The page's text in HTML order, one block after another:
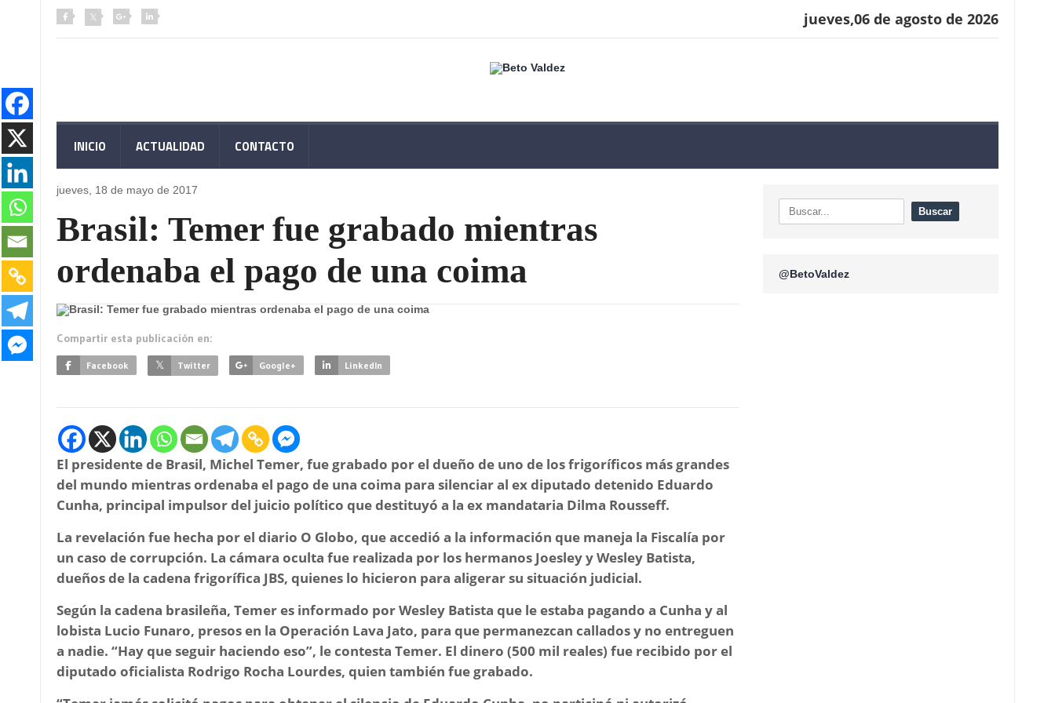
jueves,06 de agosto de 2026
INICIO ACTUALIDAD CONTACTO
jueves, 18 de mayo de 2017
Brasil: Temer fue grabado mientras
ordenaba el pago de una coima
Compartir esta publicación en:
Facebook Twitter Google+ LinkedIn
El presidente de Brasil, Michel Temer, fue grabado por el dueño de uno de los frigoríficos más grandes
del mundo mientras ordenaba el pago de una coima para silenciar al ex diputado detenido Eduardo
Cunha, principal impulsor del juicio político que destituyó a la ex mandataria Dilma Rousseff.
La revelación fue hecha por el diario O Globo, que accedió a la información que maneja la Fiscalía por
un caso de corrupción. La cámara oculta fue realizada por los hermanos Joesley y Wesley Batista,
dueños de la cadena frigorífica JBS, quienes lo hicieron para aligerar su situación judicial.
Según la cadena brasileña, Temer es informado por Wesley Batista que le estaba pagando a Cunha y al
lobista Lucio Funaro, presos en la Operación Lava Jato, para que permanezcan callados y no entreguen
a nadie. “Hay que seguir haciendo eso”, le contesta Temer. El dinero (500 mil reales) fue recibido por el
diputado oficialista Rodrigo Rocha Lourdes, quien también fue grabado.
@BetoValdez